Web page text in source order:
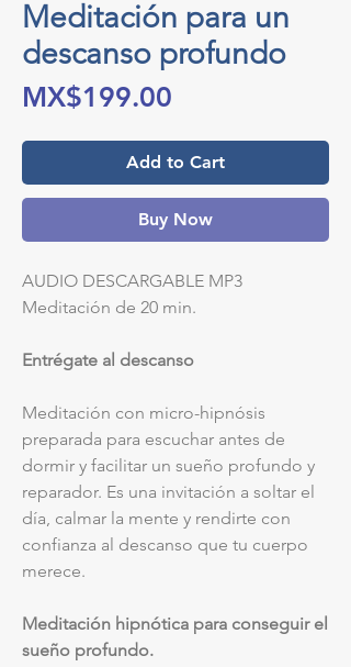
Meditación para un
descanso profundo
MX$199.00
Add to Cart
Buy Now
AUDIO DESCARGABLE MP3
Meditación de 20 min.
Entrégate al descanso
Meditación con micro-hipnósis
preparada para escuchar antes de
dormir y facilitar un sueño profundo y
reparador. Es una invitación a soltar el
día, calmar la mente y rendirte con
confianza al descanso que tu cuerpo
merece.
Meditación hipnótica para conseguir el
sueño profundo.